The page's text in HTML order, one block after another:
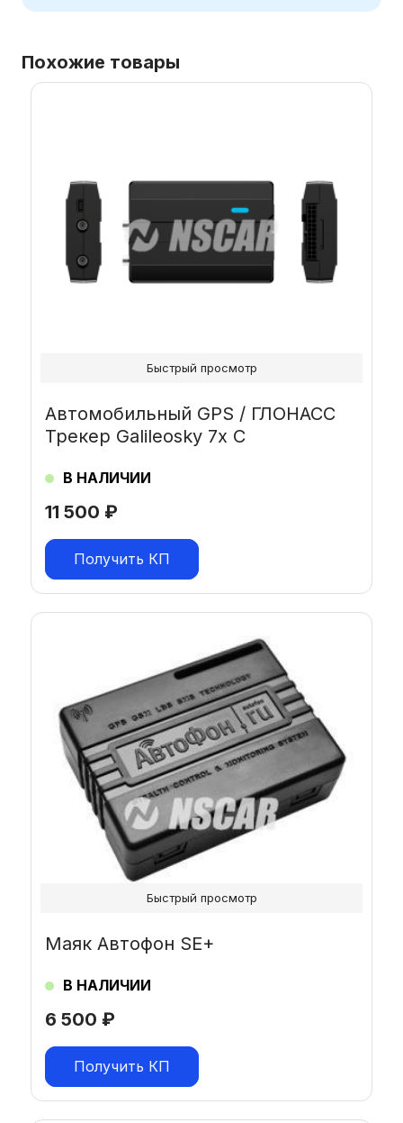
Похожие товары
11 500 ₽
Автомобильный GPS / ГЛОНАСС
Трекер Galileosky 7x C
В НАЛИЧИИ
Получить КП
Быстрый просмотр
6 500 ₽
Маяк Автофон SE+
В НАЛИЧИИ
Получить КП
Быстрый просмотр